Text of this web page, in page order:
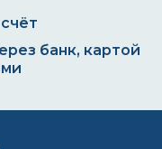
банк, картой